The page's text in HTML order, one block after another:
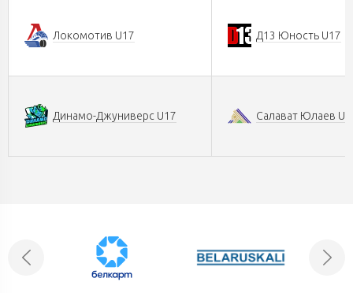
Локомотив U17 Д13 Юность U17
Динамо-Джуниверс U17 Салават Юлаев